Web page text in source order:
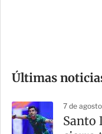
m
a
r
Últimas
7 de
Santo